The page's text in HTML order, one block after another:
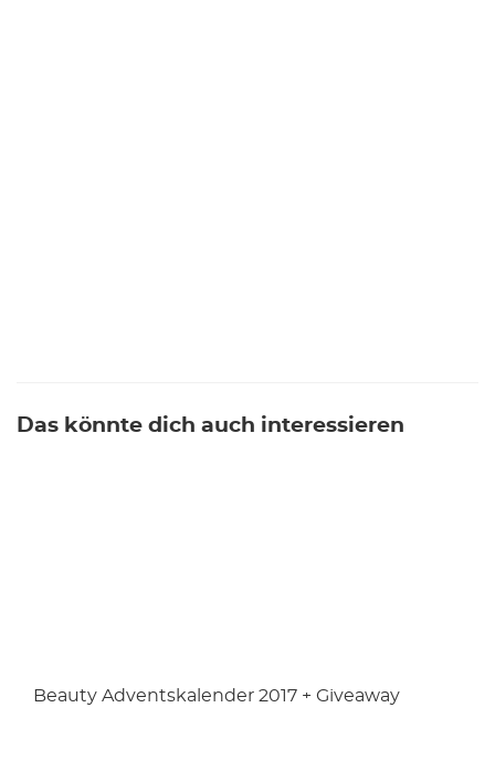
Das könnte dich auch interessieren
Beauty Adventskalender 2017 + Giveaway